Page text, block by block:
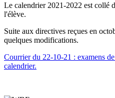
Le calendrier 2021-2022 est collé
l'élève.
Suite aux directives reçues en
quelques modifications.
Courrier du 22-10-21 : examens
calendrier.